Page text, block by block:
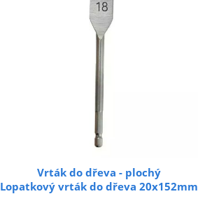
Lopatkový vrták do dřeva 20x152mm
Vrták do dřeva - plochý